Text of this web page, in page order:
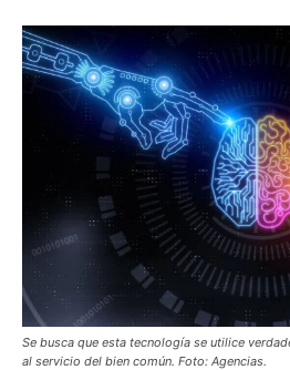
Se busca que esta tecnología se utilice
al servicio del bien común. Foto: Agencias.